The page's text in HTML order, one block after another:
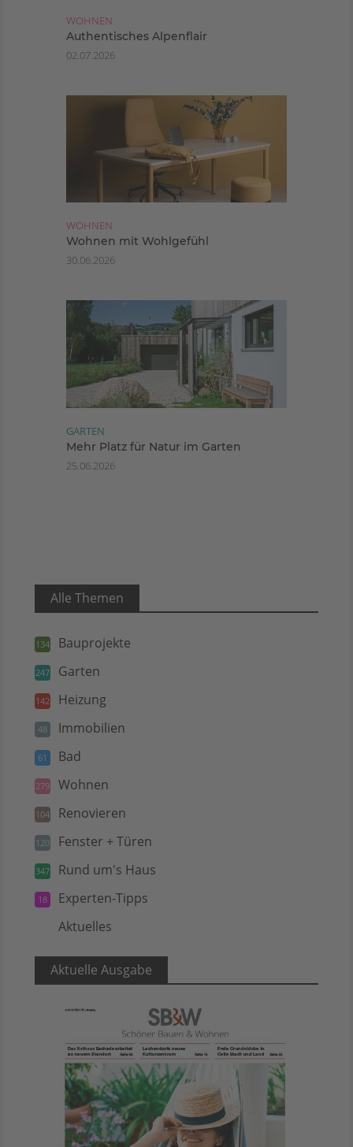
WOHNEN
Authentisches Alpenflair
02.07.2026
WOHNEN
Wohnen mit Wohlgefühl
30.06.2026
GARTEN
Mehr Platz für Natur im Garten
25.06.2026
Alle Themen
134 Bauprojekte
247 Garten
142 Heizung
48 Immobilien
61 Bad
279 Wohnen
104 Renovieren
120 Fenster + Türen
347 Rund um's Haus
18 Experten-Tipps
Aktuelles
Aktuelle Ausgabe